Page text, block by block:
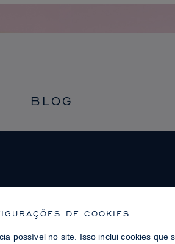
BLOG
DE COOKIES
possível no site. Isso inclui cookies que